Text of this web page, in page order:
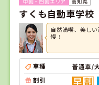
すくも自動車学校
自然満喫、美し
慢！
車種
普通車/
割引